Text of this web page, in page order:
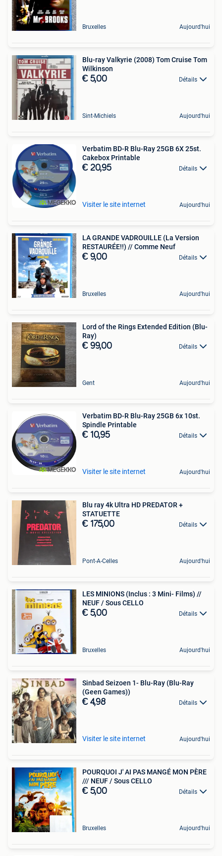
Bruxelles Aujourd'hui
Blu-ray Valkyrie (2008) Tom Cruise Tom
Wilkinson
€ 5,00 Détails
Sint-Michiels Aujourd'hui
Verbatim BD-R Blu-Ray 25GB 6X 25st.
Cakebox Printable
€ 20,95 Détails
Visiter le site internet Aujourd'hui
LA GRANDE VADROUILLE (La Version
RESTAURÉE!!) // Comme Neuf
€ 9,00 Détails
Bruxelles Aujourd'hui
Lord of the Rings Extended Edition (Blu-
Ray)
€ 99,00 Détails
Gent Aujourd'hui
Verbatim BD-R Blu-Ray 25GB 6x 10st.
Spindle Printable
€ 10,95 Détails
Visiter le site internet Aujourd'hui
Blu ray 4k Ultra HD PREDATOR +
STATUETTE
€ 175,00 Détails
Pont-A-Celles Aujourd'hui
LES MINIONS (Inclus : 3 Mini- Films) //
NEUF / Sous CELLO
€ 5,00 Détails
Bruxelles Aujourd'hui
Sinbad Seizoen 1- Blu-Ray (Blu-Ray
(Geen Games))
€ 4,98 Détails
Visiter le site internet Aujourd'hui
POURQUOI J' AI PAS MANGÉ MON PÈRE
/// NEUF / Sous CELLO
€ 5,00 Détails
Bruxelles Aujourd'hui